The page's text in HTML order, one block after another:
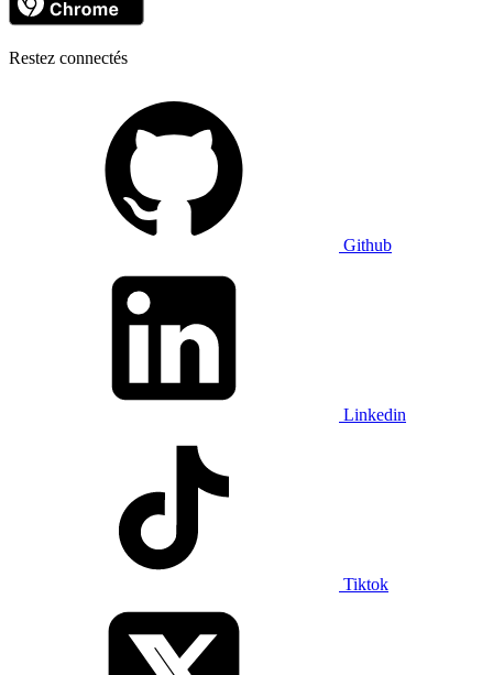
Restez connectés
Github
Linkedin
Tiktok